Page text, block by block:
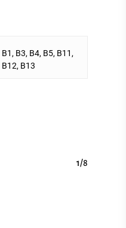
B1, B3, B4, B5, B11,
B12, B13
1/8